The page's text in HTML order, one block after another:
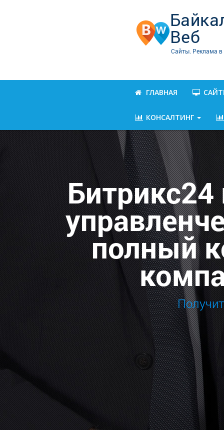
Веб
Сайты. Реклама в
ГЛАВНАЯ
КОНСАЛТИНГ
полный